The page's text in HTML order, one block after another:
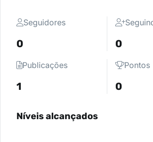
Seguidores
0 0
Publicações
1
Pontos
0
Níveis alcançados